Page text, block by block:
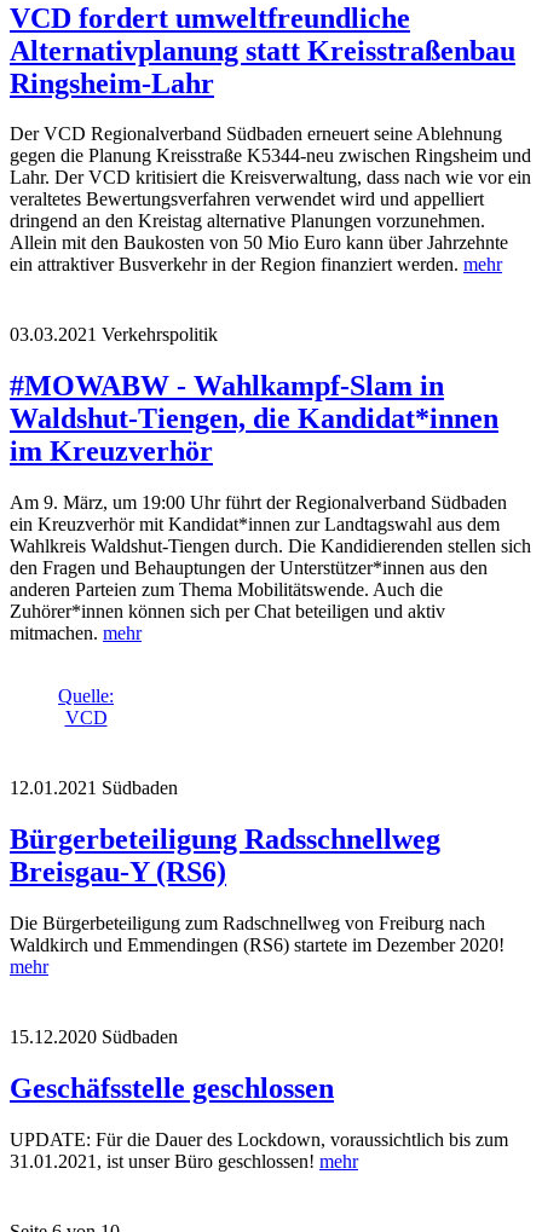
VCD fordert umweltfreundliche
Alternativplanung statt Kreisstraßenbau
Ringsheim-Lahr
Der VCD Regionalverband Südbaden erneuert seine Ablehnung
gegen die Planung Kreisstraße K5344-neu zwischen Ringsheim und
Lahr. Der VCD kritisiert die Kreisverwaltung, dass nach wie vor ein
veraltetes Bewertungsverfahren verwendet wird und appelliert
dringend an den Kreistag alternative Planungen vorzunehmen.
Allein mit den Baukosten von 50 Mio Euro kann über Jahrzehnte
ein attraktiver Busverkehr in der Region finanziert werden. mehr
03.03.2021 Verkehrspolitik
#MOWABW - Wahlkampf-Slam in
Waldshut-Tiengen, die Kandidat*innen
im Kreuzverhör
Am 9. März, um 19:00 Uhr führt der Regionalverband Südbaden
ein Kreuzverhör mit Kandidat*innen zur Landtagswahl aus dem
Wahlkreis Waldshut-Tiengen durch. Die Kandidierenden stellen sich
den Fragen und Behauptungen der Unterstützer*innen aus den
anderen Parteien zum Thema Mobilitätswende. Auch die
Zuhörer*innen können sich per Chat beteiligen und aktiv
mitmachen. mehr
Quelle:
VCD
12.01.2021 Südbaden
Bürgerbeteiligung Radsschnellweg
Breisgau-Y (RS6)
Die Bürgerbeteiligung zum Radschnellweg von Freiburg nach
Waldkirch und Emmendingen (RS6) startete im Dezember 2020!
mehr
15.12.2020 Südbaden
Geschäfsstelle geschlossen
UPDATE: Für die Dauer des Lockdown, voraussichtlich bis zum
31.01.2021, ist unser Büro geschlossen! mehr